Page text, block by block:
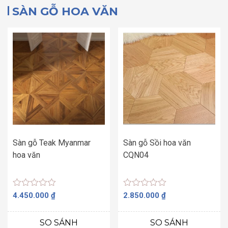
SÀN GỖ HOA VĂN
Sàn gỗ Teak Myanmar
hoa văn
Được
hạng
4.450.000 ₫
SO SÁNH
Sàn gỗ Sồi hoa văn
CQN04
Được
hạng
2.850.000₫
SO SÁNH